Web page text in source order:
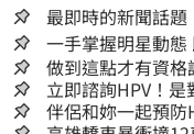
最即時的新聞話
做到這點才有資格
立即諮詢HPV！
嫌晚！
伴侶和妳一起預防